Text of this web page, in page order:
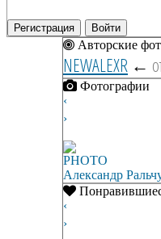
Регистрация Войти
Авторские
NEWALEXR ←
Фотографии
‹
›
PHOTO
Александр
‹
›